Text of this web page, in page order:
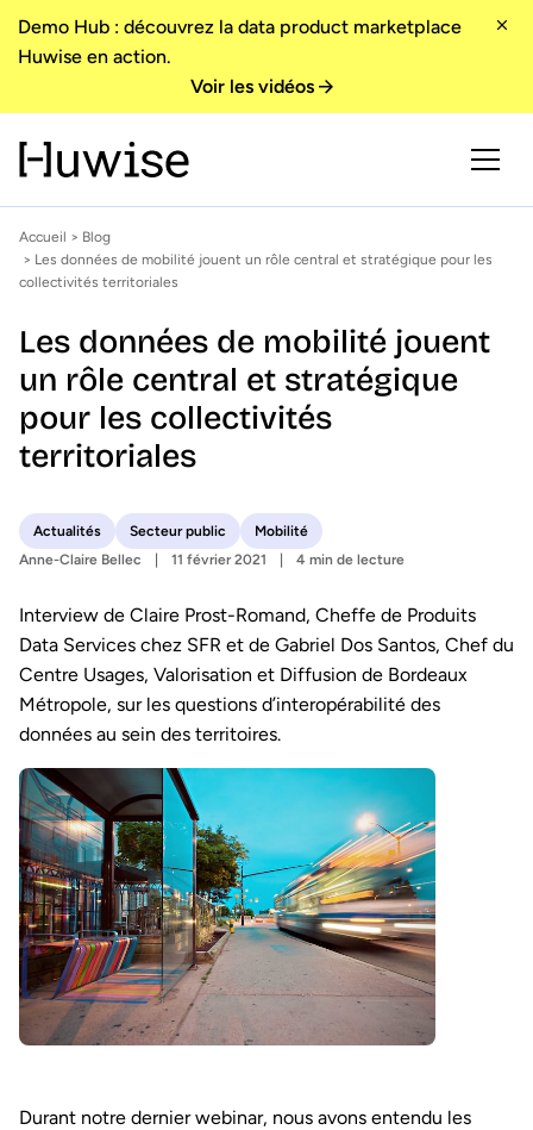
Demo Hub : découvrez la data product marketplace
Huwise en action.
Voir les vidéos
Accueil > Blog
> Les données de mobilité jouent un rôle central et stratégique pour les
collectivités territoriales
Les données de mobilité jouent
un rôle central et stratégique
pour les collectivités
territoriales
Actualités Secteur public
Mobilité
Anne-Claire Bellec
11 février 2021 4 min de lecture
Interview de Claire Prost-Romand, Cheffe de Produits
Data Services chez SFR et de Gabriel Dos Santos, Chef du
Centre Usages, Valorisation et Diffusion de Bordeaux
Métropole, sur les questions d’interopérabilité des
données au sein des territoires.
Durant notre dernier webinar, nous avons entendu les